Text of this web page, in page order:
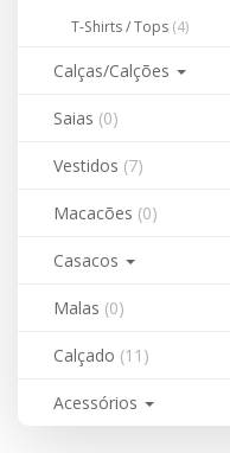
T-Shirts / Tops (4)
Calças/Calções
Saias (0)
Vestidos (7)
Macacões (0)
Casacos
Malas (0)
Calçado (11)
Acessórios